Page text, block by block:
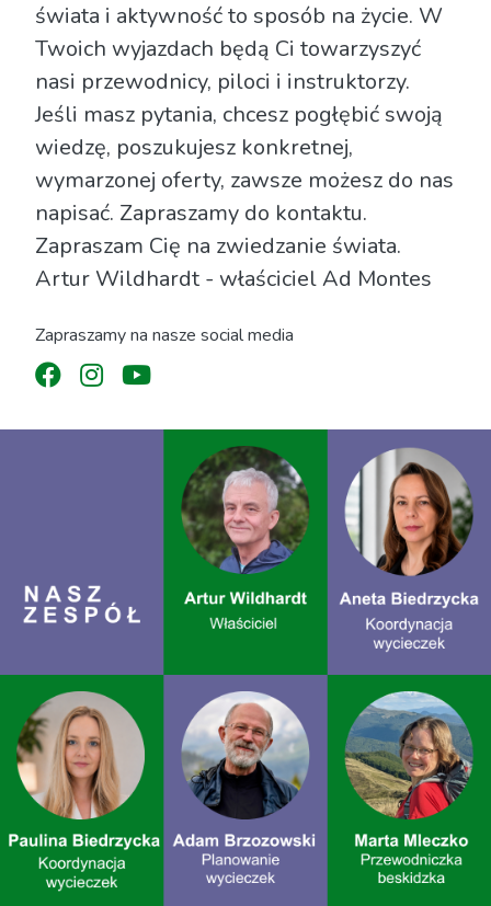
świata i aktywność to sposób na życie. W
Twoich wyjazdach będą Ci towarzyszyć
nasi przewodnicy, piloci i instruktorzy.
Jeśli masz pytania, chcesz pogłębić swoją
wiedzę, poszukujesz konkretnej,
wymarzonej oferty, zawsze możesz do nas
napisać. Zapraszamy do kontaktu.
Zapraszam Cię na zwiedzanie świata.
Artur Wildhardt - właściciel Ad Montes
Zapraszamy na nasze social media